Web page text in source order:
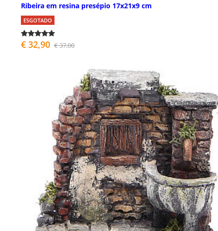
Ribeira em resina presépio 17x21x9 cm
ESGOTADO
€ 32,90 € 37,00